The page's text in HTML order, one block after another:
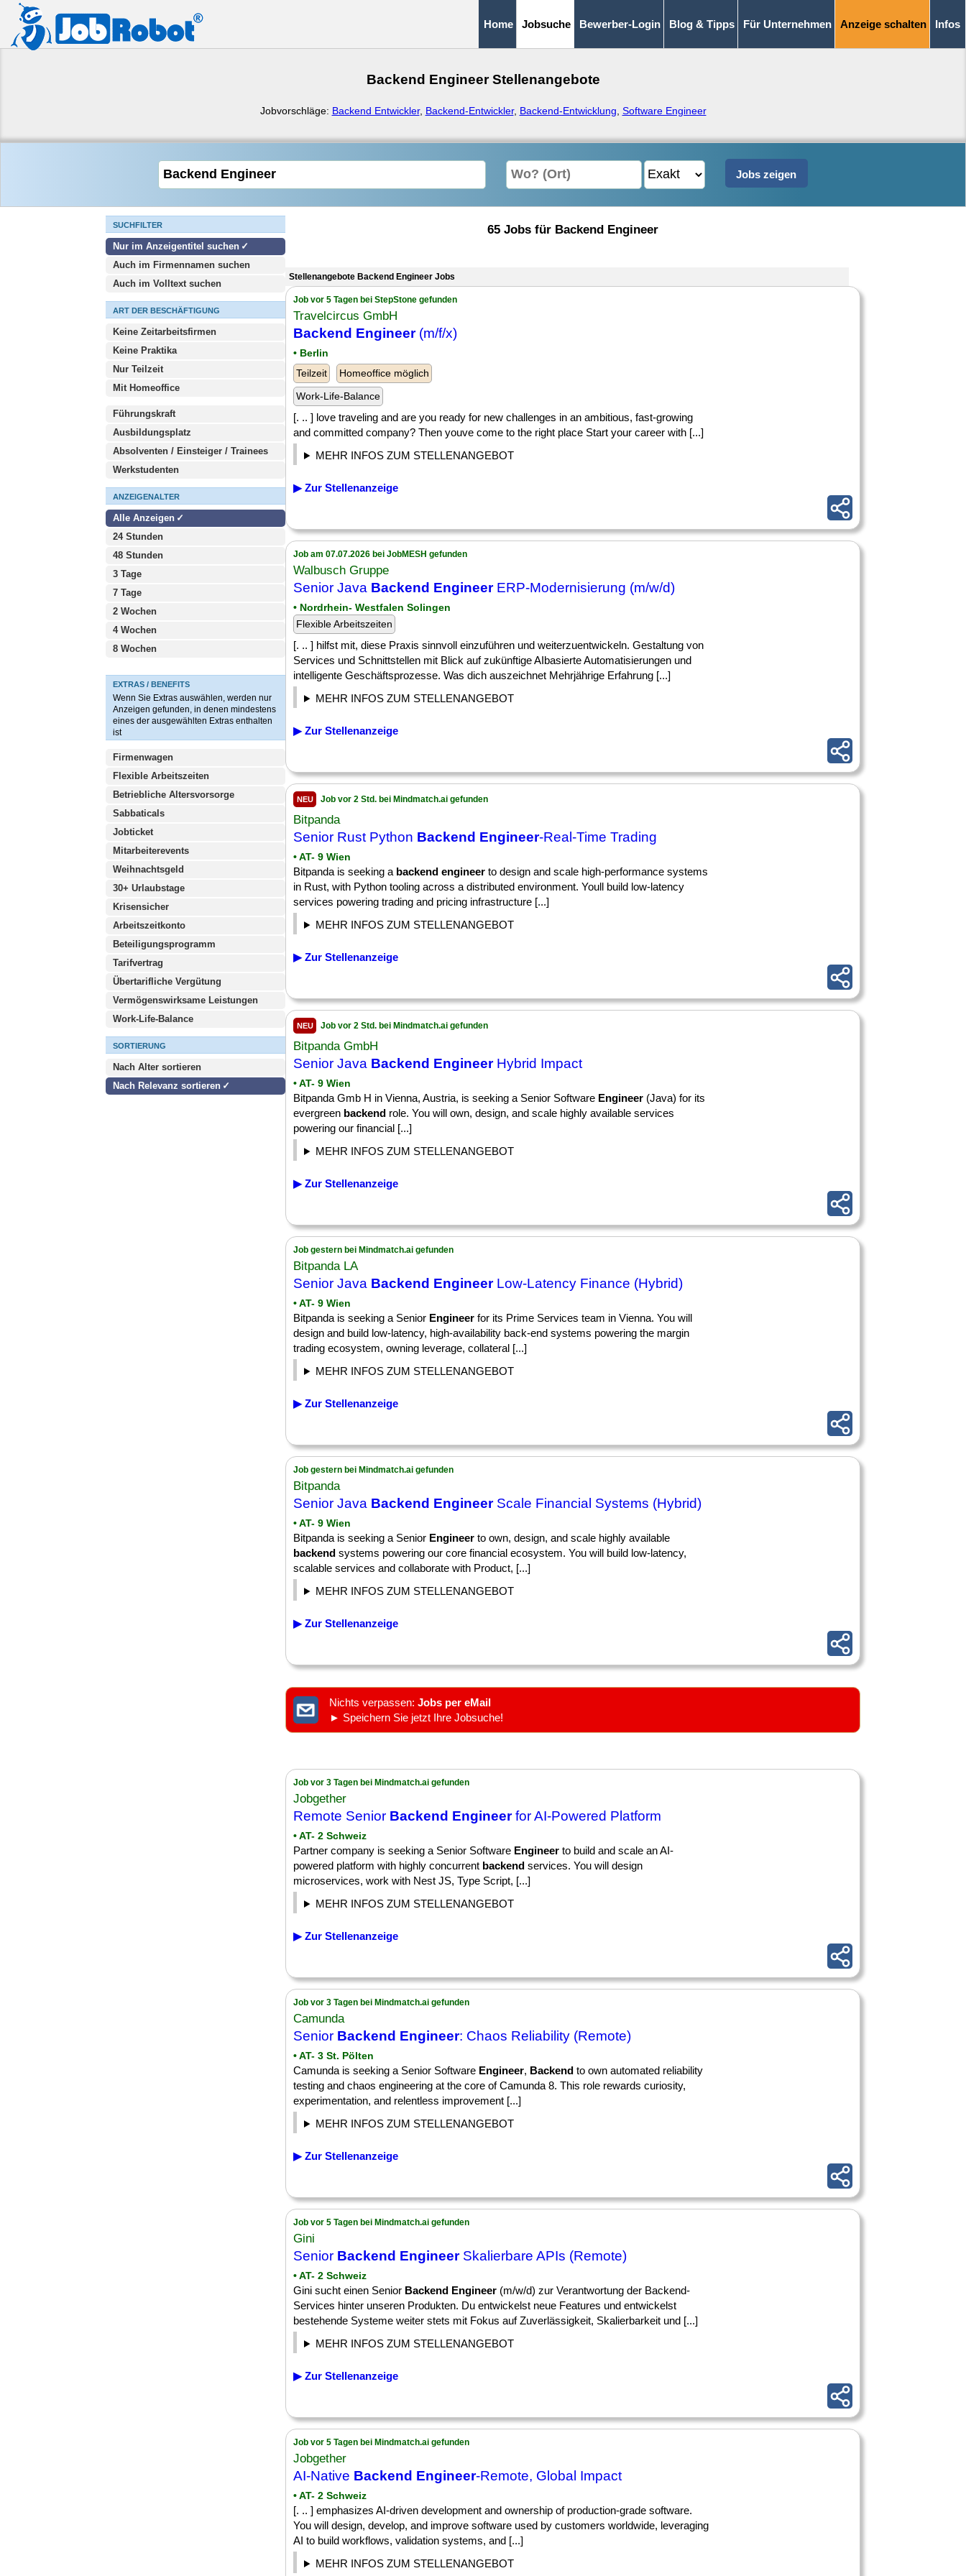
Home Jobsuche Bewerber-Login Blog & Tipps Für Unternehmen Anzeige schalten Infos
Backend Engineer Stellenangebote
Jobvorschläge: Backend Entwickler, Backend-Entwickler, Backend-Entwicklung Software Engineer
SUCHFILTER
Nur im Anzeigentitel suchen
Auch im Firmennamen suchen
Auch im Volltext suchen
ART DER BESCHÄFTIGUNG
Keine Zeitarbeitsfirmen
Keine Praktika
Nur Teilzeit
Mit Homeoffice
Führungskraft
Ausbildungsplatz
Absolventen / Einsteiger / Trainees
Werkstudenten
ANZEIGENALTER
Alle Anzeigen
24 Stunden
48 Stunden
3 Tage
7 Tage
2 Wochen
4 Wochen
8 Wochen
EXTRAS / BENEFITS
Wenn Sie Extras auswählen, werden nur
Anzeigen gefunden, in denen mindestens
eines der ausgewählten Extras enthalten
ist
Firmenwagen
Flexible Arbeitszeiten
Betriebliche Altersvorsorge
Sabbaticals
Jobticket
Mitarbeiterevents
Weihnachtsgeld
30+ Urlaubstage
Krisensicher
Arbeitszeitkonto
Beteiligungsprogramm
Tarifvertrag
Übertarifliche Vergütung
Vermögenswirksame Leistungen
Work-Life-Balance
SORTIERUNG
Nach Alter sortieren
Nach Relevanz sortieren
65 Jobs für Backend Engineer
Stellenangebote Backend Engineer Jobs
Job vor 5 Tagen bei StepStone gefunden
Travelcircus GmbH
Backend Engineer(m/f/x)
• Berlin
Teilzeit
Homeoffice möglich
Work-Life-Balance
[. .. ] love traveling and are you ready for new challenges in an ambitious, fast-growing
and committed company? Then youve come to the right place Start your career with [...]
MEHR INFOS ZUM STELLENANGEBOT
▶ Zur Stellenanzeige
Job am 07.07.2026 bei JobMESH gefunden
Walbusch Gruppe
Senior Java Backend EngineerERP-Modernisierung (m/w/d)
• Nordrhein- Westfalen Solingen
Flexible Arbeitszeiten
[. .. ] hilfst mit, diese Praxis sinnvoll einzuführen und weiterzuentwickeln. Gestaltung von
Services und Schnittstellen mit Blick auf zukünftige AIbasierte Automatisierungen und
intelligente Geschäftsprozesse. Was dich auszeichnet Mehrjährige Erfahrung [...]
MEHR INFOS ZUM STELLENANGEBOT
▶ Zur Stellenanzeige
NEU Job vor 2 Std. bei Mindmatch.ai gefunden
Bitpanda
Senior Rust Python Backend Engineer-Real-Time Trading
• AT- 9 Wien
Bitpanda is seeking a backend engineer to design and scale high-performance systems
in Rust, with Python tooling across a distributed environment. Youll build low-latency
services powering trading and pricing infrastructure [...]
MEHR INFOS ZUM STELLENANGEBOT
▶ Zur Stellenanzeige
NEU Job vor 2 Std. bei Mindmatch.ai gefunden
Bitpanda GmbH
Senior Java Backend EngineerHybrid Impact
• AT- 9 Wien
Bitpanda Gmb H in Vienna, Austria, is seeking a Senior Software Engineer (Java) for its
evergreen backend role. You will own, design, and scale highly available services
powering our financial [...]
MEHR INFOS ZUM STELLENANGEBOT
▶ Zur Stellenanzeige
Job gestern bei Mindmatch.ai gefunden
Bitpanda LA
Senior Java Backend EngineerLow-Latency Finance (Hybrid)
• AT- 9 Wien
Bitpanda is seeking a Senior Engineer for its Prime Services team in Vienna. You will
design and build low-latency, high-availability back-end systems powering the margin
trading ecosystem, owning leverage, collateral [...]
MEHR INFOS ZUM STELLENANGEBOT
▶ Zur Stellenanzeige
Job gestern bei Mindmatch.ai gefunden
Bitpanda
Senior Java Backend EngineerScale Financial Systems (Hybrid)
• AT- 9 Wien
Bitpanda is seeking a Senior Engineer to own, design, and scale highly available
backend systems powering our core financial ecosystem. You will build low-latency,
scalable services and collaborate with Product, [...]
MEHR INFOS ZUM STELLENANGEBOT
▶ Zur Stellenanzeige
Nichts verpassen: Jobs per eMail
► Speichern Sie jetzt Ihre Jobsuche!
Job vor 3 Tagen bei Mindmatch.ai gefunden
Jobgether
Remote Senior Backend Engineerfor AI-Powered Platform
• AT- 2 Schweiz
Partner company is seeking a Senior Software Engineer to build and scale an AI-
powered platform with highly concurrent backend services. You will design
microservices, work with Nest JS, Type Script, [...]
MEHR INFOS ZUM STELLENANGEBOT
▶ Zur Stellenanzeige
Job vor 3 Tagen bei Mindmatch.ai gefunden
Camunda
Senior Backend Engineer: Chaos Reliability (Remote)
• AT- 3 St. Pölten
Camunda is seeking a Senior Software Engineer, Backend to own automated reliability
testing and chaos engineering at the core of Camunda 8. This role rewards curiosity,
experimentation, and relentless improvement [...]
MEHR INFOS ZUM STELLENANGEBOT
▶ Zur Stellenanzeige
Job vor 5 Tagen bei Mindmatch.ai gefunden
Gini
Senior Backend EngineerSkalierbare APIs (Remote)
• AT- 2 Schweiz
Gini sucht einen Senior Backend Engineer (m/w/d) zur Verantwortung der Backend-
Services hinter unseren Produkten. Du entwickelst neue Features und entwickelst
bestehende Systeme weiter stets mit Fokus auf Zuverlässigkeit, Skalierbarkeit und [...]
MEHR INFOS ZUM STELLENANGEBOT
▶ Zur Stellenanzeige
Job vor 5 Tagen bei Mindmatch.ai gefunden
Jobgether
AI-Native Backend Engineer-Remote, Global Impact
• AT- 2 Schweiz
[. .. ] emphasizes AI-driven development and ownership of production-grade software.
You will design, develop, and improve software used by customers worldwide, leveraging
AI to build workflows, validation systems, and [...]
MEHR INFOS ZUM STELLENANGEBOT